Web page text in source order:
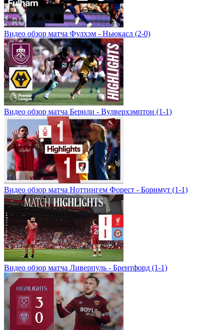
Видео обзор матча Фулхэм - Ньюкасл (2-0)
Видео обзор матча Бернли - Вулверхэмптон (1-1)
Видео обзор матча Ноттингем Форест - Борнмут (1-1)
Видео обзор матча Ливерпуль - Брентфорд (1-1)